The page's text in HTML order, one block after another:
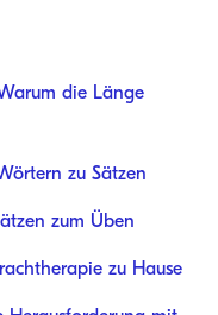
die Länge
zu Sätzen
zum Üben
zu Hause